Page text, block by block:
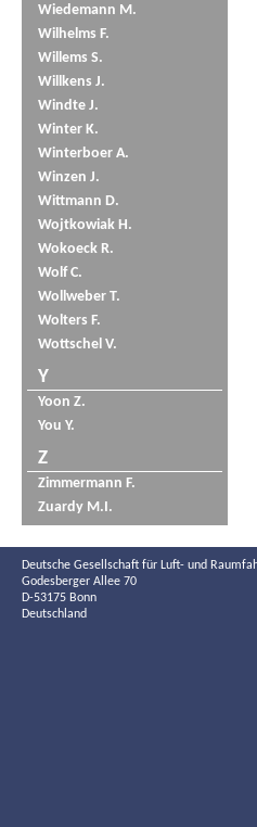
Wiedemann M.
Wilhelms F.
Willems S.
Willkens J.
Windte J.
Winter K.
Winterboer A.
Winzen J.
Wittmann D.
Wojtkowiak H.
Wokoeck R.
Wolf C.
Wollweber T.
Wolters F.
Wottschel V.
Y
Yoon Z.
You Y.
Z
Zimmermann F.
Zuardy M.I.
Deutsche Gesellschaft für Luft- und
Godesberger Allee 70
D-53175 Bonn
Deutschland